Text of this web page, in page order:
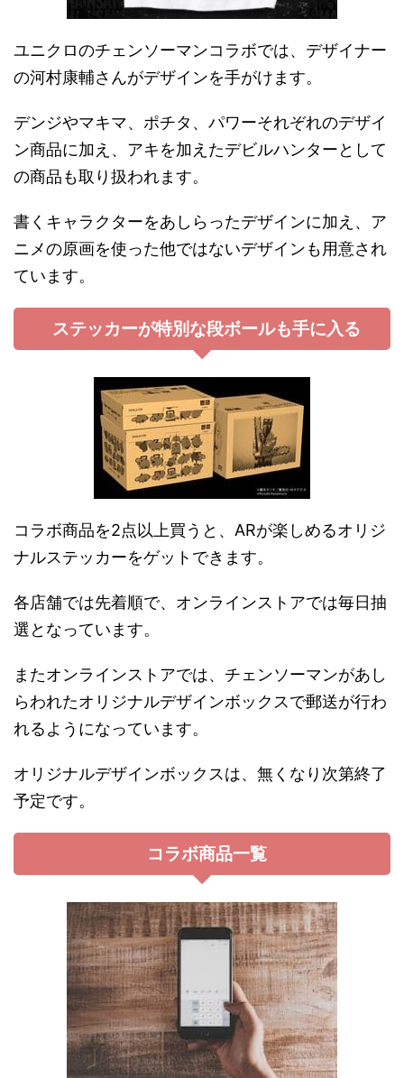
ユニクロのチェンソーマンコラボでは、デザイナー
の河村康輔さんがデザインを手がけます。
デンジやマキマ、ポチタ、パワーそれぞれのデザイ
ン商品に加え、アキを加えたデビルハンターとして
の商品も取り扱われます。
書くキャラクターをあしらったデザインに加え、ア
ニメの原画を使った他ではないデザインも用意され
ています。
ステッカーが特別な段ボールも手に入る
コラボ商品を2点以上買うと、ARが楽しめるオリジ
ナルステッカーをゲットできます。
各店舗では先着順で、オンラインストアでは毎日抽
選となっています。
またオンラインストアでは、チェンソーマンがあし
らわれたオリジナルデザインボックスで郵送が行わ
れるようになっています。
オリジナルデザインボックスは、無くなり次第終了
予定です。
コラボ商品一覧